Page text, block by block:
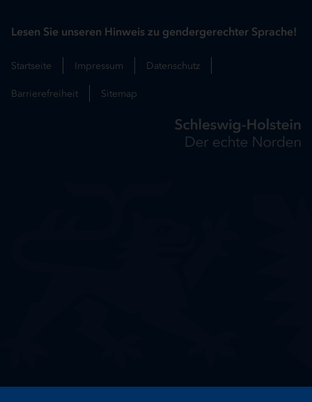
Lesen Sie unseren Hinweis zu gendergerechter Sprache!
Startseite Impressum Datenschutz
Barrierefreiheit Sitemap